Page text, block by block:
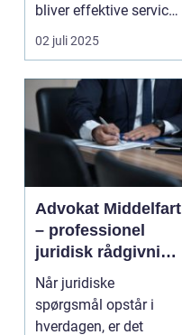
bliver effektive service
ma...
02 juli 2025
Advokat Middelfart
– professionel
juridisk rådgivning
tæt på dig
Når juridiske
spørgsmål opstår i
hverdagen, er det